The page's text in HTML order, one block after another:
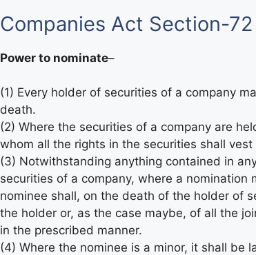
Companies Act Section-
Power to nominate–
(1) Every holder of securities of a company
death.
(2) Where the securities of a company are
whom all the rights in the securities shall
(3) Notwithstanding anything contained in
securities of a company, where a
nominee shall, on the death of the holder of
the holder or, as the case maybe, of all the
in the prescribed manner.
(4) Where the nominee is a minor, it shall be